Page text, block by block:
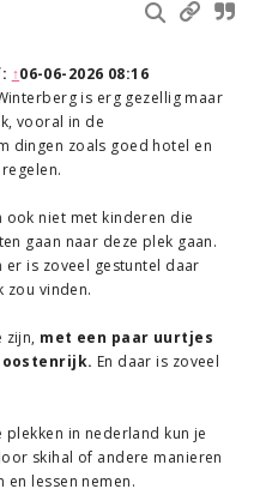
↑06-06-2026 08:16
is erg gezellig maar
vooral in de
dingen zoals goed hotel en
ook niet met kinderen die
gaan naar deze plek gaan.
er is zoveel gestuntel daar
zou vinden.
zijn, met een paar uurtjes
En daar is zoveel
plekken in nederland kun je
skihal of andere manieren
en lessen nemen.